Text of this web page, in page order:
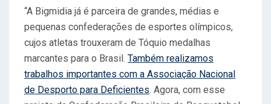
“A Bigmidia já é parceira de grandes, médias e
pequenas confederações de esportes olímpicos,
cujos atletas trouxeram de Tóquio medalhas
marcantes para o Brasil. Também realizamos
trabalhos importantes com a Associação Nacional
de Desporto para Deficientes. Agora, com esse